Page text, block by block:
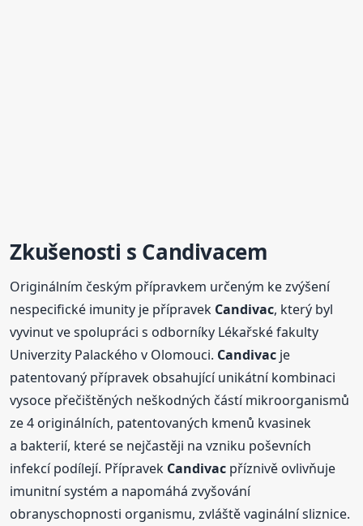
Zkušenosti s Candivacem
Originálním českým přípravkem určeným ke zvýšení
nespecifické imunity je přípravek Candivac, který byl
vyvinut ve spolupráci s odborníky Lékařské fakulty
Univerzity Palackého v Olomouci. Candivac je
patentovaný přípravek obsahující unikátní kombinaci
vysoce přečištěných neškodných částí mikroorganismů
ze 4 originálních, patentovaných kmenů kvasinek
a bakterií, které se nejčastěji na vzniku poševních
infekcí podílejí. Přípravek Candivac příznivě ovlivňuje
imunitní systém a napomáhá zvyšování
obranyschopnosti organismu, zvláště vaginální sliznice.